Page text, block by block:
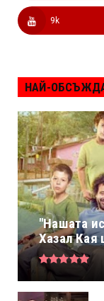
9k
НАЙ-
"Нашата
Хазал Кая